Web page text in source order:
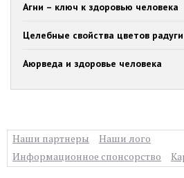
Агни – ключ к здоровью человека
Целебные свойства цветов
Аюрведа и здоровье человека
Наши партнеры
Наши лого
Информационное спонсорство